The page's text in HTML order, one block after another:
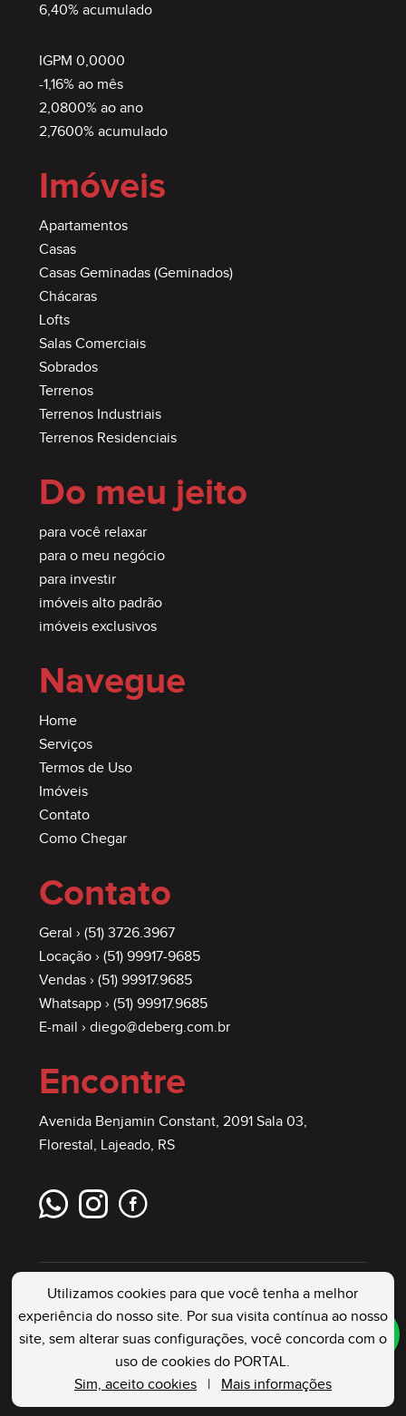
6,40% acumulado
IGPM 0,0000
-1,16% ao mês
2,0800% ao ano
2,7600% acumulado
Imóveis
Apartamentos
Casas
Casas Geminadas (Geminados)
Chácaras
Lofts
Salas Comerciais
Sobrados
Terrenos
Terrenos Industriais
Terrenos Residenciais
Do meu jeito
para você relaxar
para o meu negócio
para investir
imóveis alto padrão
imóveis exclusivos
Navegue
Home
Serviços
Termos de Uso
Imóveis
Contato
Como Chegar
Contato
Geral › (51) 3726.3967
Locação › (51) 99917-9685
Vendas › (51) 99917.9685
Whatsapp › (51) 99917.9685
E-mail › diego@deberg.com.br
Encontre
Avenida Benjamin Constant, 2091 Sala 03,
Florestal, Lajeado, RS
DEBERG IMÓVEIS . Creci: 23544 J . Todos os
Direitos Reservados
Utilizamos cookies para que você tenha a melhor
experiência do nosso site. Por sua visita contínua ao nosso
site, sem alterar suas configurações, você concorda com o
uso de cookies do PORTAL.
Sim, aceito cookies| Mais informações